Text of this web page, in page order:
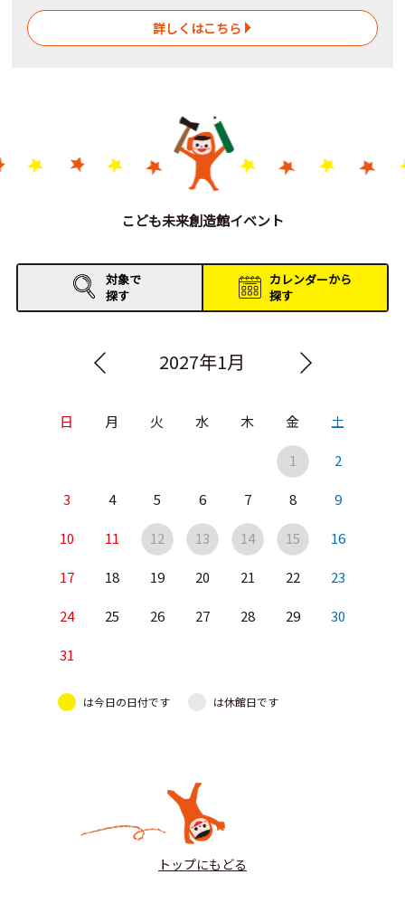
詳しくはこちら
こども未来創造館イベント
対象で
探す
カレンダーから
探す
2027年1月
日 月 火 水 木 金 土
1 2
3 4 5 6 7 8 9
10 11 12 13 14 15 16
17 18 19 20 21 22 23
24 25 26 27 28 29 30
31
は今日の日付です は休館日です
トップにもどる